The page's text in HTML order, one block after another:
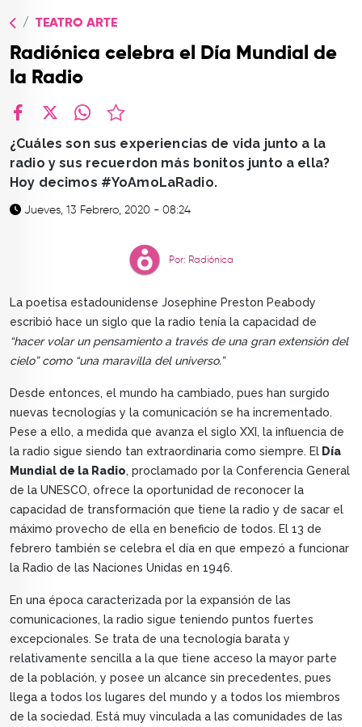
CONTACTO
TEATRO ARTE
Radiónica celebra el Día Mundial de
la Radio
¿Cuáles son sus experiencias de vida junto a la
radio y sus recuerdon más bonitos junto a ella?
Hoy decimos #YoAmoLaRadio.
Jueves, 13 Febrero, 2020 - 08:24
Por: Radiónica
La poetisa estadounidense Josephine Preston Peabody
escribió hace un siglo que la radio tenía la capacidad de
“hacer volar un pensamiento a través de una gran extensión del
cielo” como “una maravilla del universo.”
Desde entonces, el mundo ha cambiado, pues han surgido
nuevas tecnologías y la comunicación se ha incrementado.
Pese a ello, a medida que avanza el siglo XXI, la influencia de
la radio sigue siendo tan extraordinaria como siempre. El Día
Mundial de la Radio, proclamado por la Conferencia General
de la UNESCO, ofrece la oportunidad de reconocer la
capacidad de transformación que tiene la radio y de sacar el
máximo provecho de ella en beneficio de todos. El 13 de
febrero también se celebra el día en que empezó a funcionar
la Radio de las Naciones Unidas en 1946.
En una época caracterizada por la expansión de las
comunicaciones, la radio sigue teniendo puntos fuertes
excepcionales. Se trata de una tecnología barata y
relativamente sencilla a la que tiene acceso la mayor parte
de la población, y posee un alcance sin precedentes, pues
llega a todos los lugares del mundo y a todos los miembros
de la sociedad. Está muy vinculada a las comunidades de las